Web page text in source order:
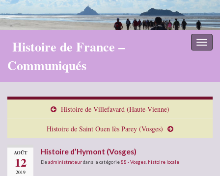
Histoire de France –
Communiqués
Histoire de Villefavard (Haute-Vienne)
Histoire de Saint Ouen lès Parey (Vosges)
AOÛT
12
2019
Histoire d’Hymont (Vosges)
Deadministrateurdans la catégorie88 - Vosges histoire locale